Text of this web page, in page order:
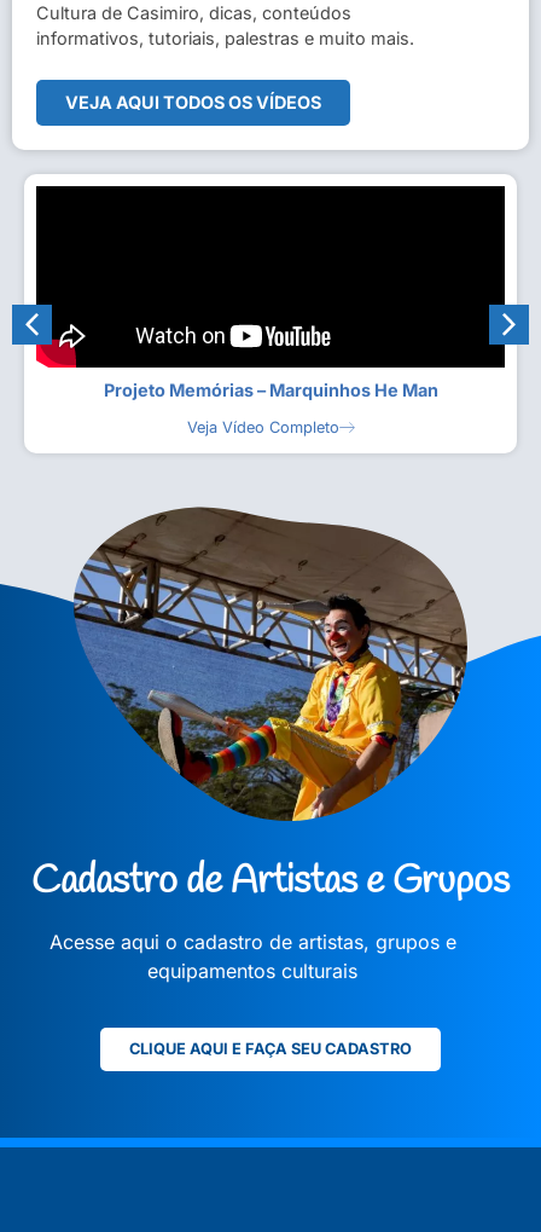
Cultura de Casimiro, dicas, conteúdos
informativos, tutoriais, palestras e muito mais.
VEJA AQUI TODOS OS VÍDEOS
Projeto Memórias – Marquinhos He Man
Veja Vídeo Completo
Cadastro de Artistas e Grupos
Acesse aqui o cadastro de artistas, grupos e
equipamentos culturais
CLIQUE AQUI E FAÇA SEU CADASTRO